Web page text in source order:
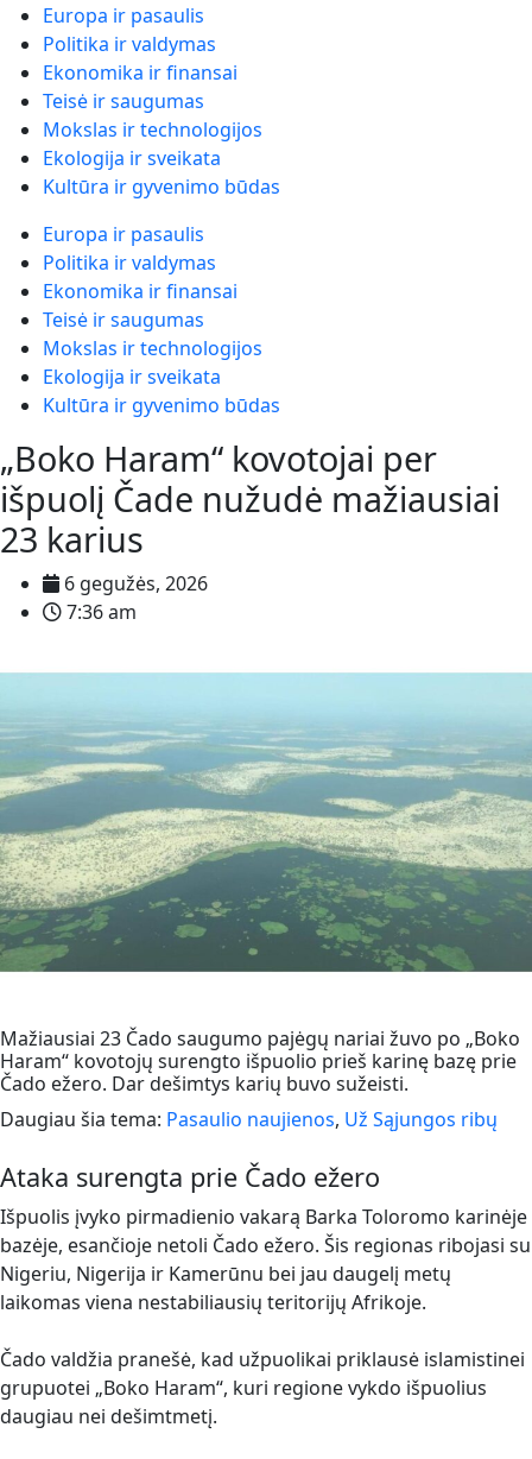
Europa ir pasaulis
Politika ir valdymas
Ekonomika ir finansai
Teisė ir saugumas
Mokslas ir technologijos
Ekologija ir sveikata
Kultūra ir gyvenimo būdas
Europa ir pasaulis
Politika ir valdymas
Ekonomika ir finansai
Teisė ir saugumas
Mokslas ir technologijos
Ekologija ir sveikata
Kultūra ir gyvenimo būdas
„Boko Haram“ kovotojai per
išpuolį Čade nužudė mažiausiai
23 karius
6 gegužės, 2026
7:36 am
Mažiausiai 23 Čado saugumo pajėgų nariai žuvo po „Boko
Haram“ kovotojų surengto išpuolio prieš karinę bazę prie
Čado ežero. Dar dešimtys karių buvo sužeisti.
Daugiau šia tema: Pasaulio naujienos, Už Sąjungos ribų
Ataka surengta prie Čado ežero
Išpuolis įvyko pirmadienio vakarą Barka Toloromo karinėje
bazėje, esančioje netoli Čado ežero. Šis regionas ribojasi su
Nigeriu, Nigerija ir Kamerūnu bei jau daugelį metų
laikomas viena nestabiliausių teritorijų Afrikoje.
Čado valdžia pranešė, kad užpuolikai priklausė islamistinei
grupuotei „Boko Haram“, kuri regione vykdo išpuolius
daugiau nei dešimtmetį.